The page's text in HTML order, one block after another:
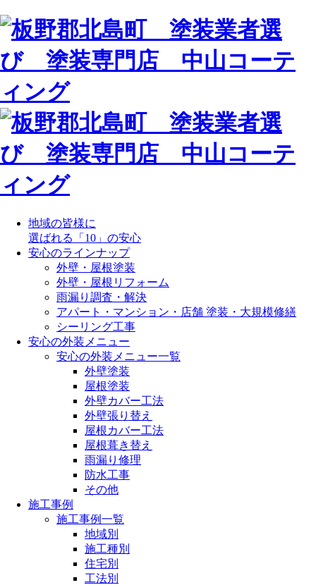
地域の皆様に
選ばれる「10」の安心
安心のラインナップ
外壁・屋根塗装
外壁・屋根リフォーム
雨漏り調査・解決
アパート・マンション・店舗 塗装・大規模修繕
シーリング工事
安心の外装メニュー
安心の外装メニュー一覧
外壁塗装
屋根塗装
外壁カバー工法
外壁張り替え
屋根カバー工法
屋根葺き替え
雨漏り修理
防水工事
その他
施工事例
施工事例一覧
地域別
施工種別
住宅別
工法別